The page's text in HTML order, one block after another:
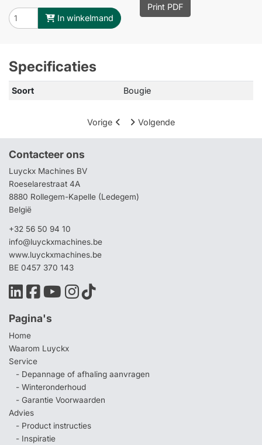
In winkelmand
Print PDF
Specificaties
Soort Bougie
Vorige Volgende
Contacteer ons
Luyckx Machines BV
Roeselarestraat 4A
8880 Rollegem-Kapelle (Ledegem)
België
+32 56 50 94 10
info@luyckxmachines.be
www.luyckxmachines.be
BE 0457 370 143
Pagina's
Home
Waarom Luyckx
Service
- Depannage of afhaling aanvragen
- Winteronderhoud
- Garantie Voorwaarden
Advies
- Product instructies
- Inspiratie